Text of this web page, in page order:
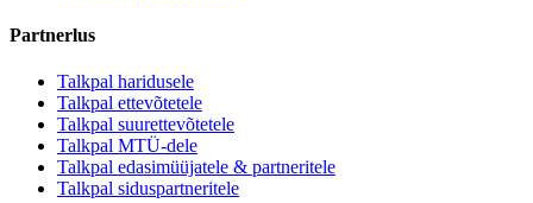
Partnerlus
Talkpal haridusele
Talkpal ettevõtetele
Talkpal suurettevõtetele
Talkpal MTÜ-dele
Talkpal edasimüüjatele & partneritele
Talkpal siduspartneritele